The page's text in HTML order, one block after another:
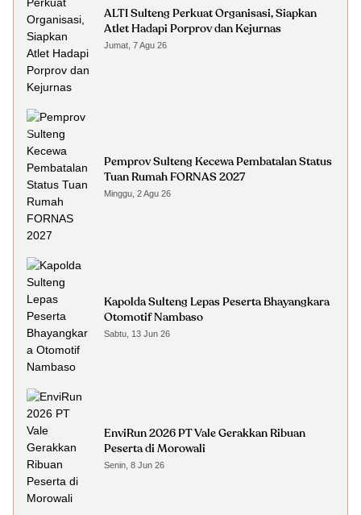
ALTI Sulteng Perkuat Organisasi, Siapkan
Atlet Hadapi Porprov dan Kejurnas
Jumat, 7 Agu 26
Pemprov Sulteng Kecewa Pembatalan Status
Tuan Rumah FORNAS 2027
Minggu, 2 Agu 26
Kapolda Sulteng Lepas Peserta Bhayangkara
Otomotif Nambaso
Sabtu, 13 Jun 26
EnviRun 2026 PT Vale Gerakkan Ribuan
Peserta di Morowali
Senin, 8 Jun 26